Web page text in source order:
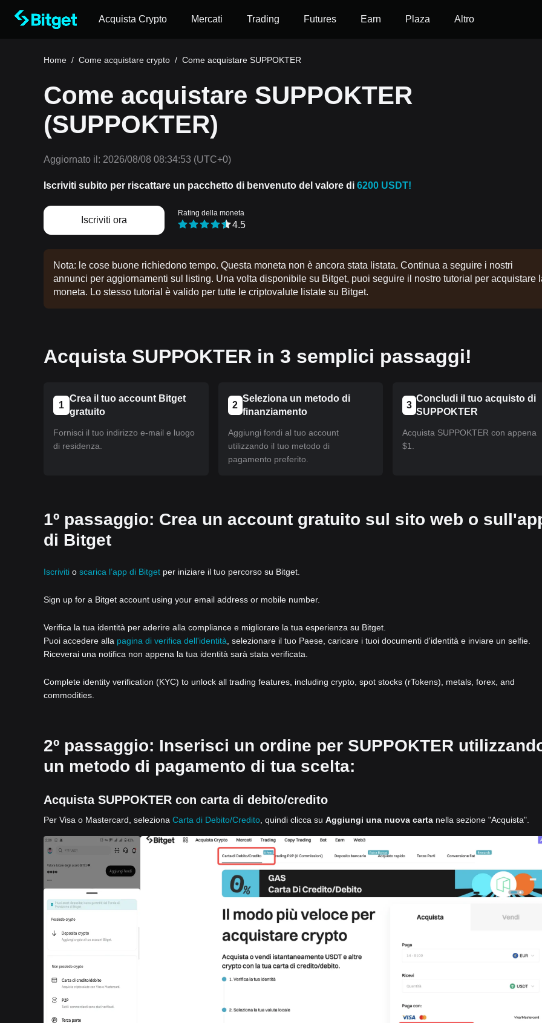
Acquista Crypto Mercati Trading Futures Earn Plaza Altro
Home / Come acquistare crypto / Come acquistare SUPPOKTER
Come acquistare SUPPOKTER
(SUPPOKTER)
Aggiornato il: 2026/08/08 08:34:53 (UTC+0)
Iscriviti subito per riscattare un pacchetto di benvenuto del valore di 6200 USDT!
Iscriviti ora
Rating della moneta
4.5
Nota: le cose buone richiedono tempo. Questa moneta non è ancora stata listata. Continua a seguire i nostri
annunci per aggiornamenti sul listing. Una volta disponibile su Bitget, puoi seguire il nostro tutorial per acquistare
moneta. Lo stesso tutorial è valido per tutte le criptovalute listate su Bitget.
Acquista SUPPOKTER in 3 semplici passaggi!
1
Crea il tuo account Bitget
gratuito
Fornisci il tuo indirizzo e-mail e luogo
di residenza.
2
Seleziona un metodo di
finanziamento
Aggiungi fondi al tuo account
utilizzando il tuo metodo di
pagamento preferito.
3
Concludi il tuo acquisto di
SUPPOKTER
Acquista SUPPOKTER con appena
$1.
1º passaggio: Crea un account gratuito sul sito web o
di Bitget
Iscriviti o scarica l’app di Bitget per iniziare il tuo percorso su Bitget.
Sign up for a Bitget account using your email address or mobile number.
Verifica la tua identità per aderire alla compliance e migliorare la tua esperienza su Bitget.
Puoi accedere alla pagina di verifica dell'identità , selezionare il tuo Paese, caricare i tuoi documenti d'identità e inviare un selfie.
Riceverai una notifica non appena la tua identità sarà stata verificata.
Complete identity verification (KYC) to unlock all trading features, including crypto, spot stocks (rTokens), metals, forex, and
commodities.
2º passaggio: Inserisci un ordine per SUPPOKTER
un metodo di pagamento di tua scelta:
Acquista SUPPOKTER con carta di debito/credito
Per Visa o Mastercard, seleziona Carta di Debito/Credito , quindi clicca su Aggiungi una nuova carta nella sezione "Acquista".